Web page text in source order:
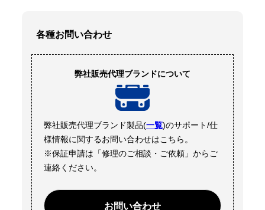
各種お問い合わせ
弊社販売代理ブランドについて
弊社販売代理ブランド製品(一覧)のサポート/仕
様情報に関するお問い合わせはこちら。
※保証申請は「修理のご相談・ご依頼」からご
連絡ください。
お問い合わせ